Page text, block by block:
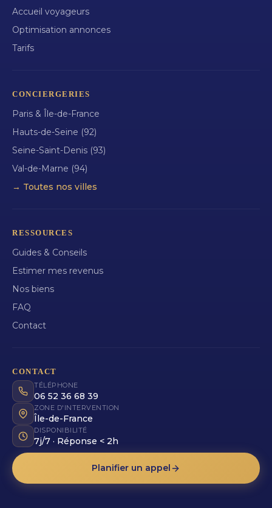
Accueil voyageurs
Optimisation annonces
Tarifs
CONCIERGERIES
Paris & Île-de-France
Hauts-de-Seine (92)
Seine-Saint-Denis (93)
Val-de-Marne (94)
→ Toutes nos villes
RESSOURCES
Guides & Conseils
Estimer mes revenus
Nos biens
FAQ
Contact
CONTACT
TÉLÉPHONE
06 52 36 68 39
ZONE D'INTERVENTION
Île-de-France
DISPONIBILITÉ
7j/7 · Réponse < 2h
Planifier un appel